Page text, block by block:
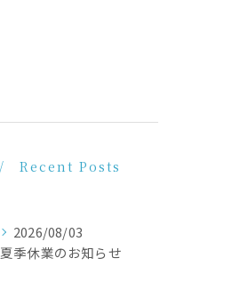
Recent Posts
2026/08/03
夏季休業のお知らせ